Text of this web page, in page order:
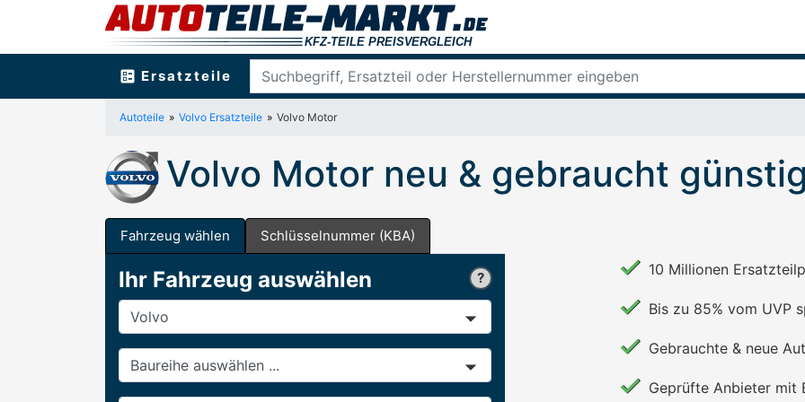
ballot Ersatzteile
Autoteile Volvo Ersatzteile Volvo Motor
Volvo Motor neu & gebraucht
Fahrzeug wählen Schlüsselnummer (KBA)
Ihr Fahrzeug auswählen
Hersteller
Baureihe
10 Millionen
Bis zu 85% vom UVP
Gebrauchte & neue
Geprüfte Anbieter mit